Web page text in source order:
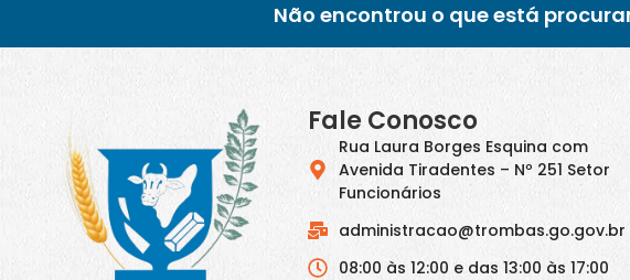
Não encontrou o que está
Fale Conosco
Rua Laura Borges Esquina com
Avenida Tiradentes – Nº 251 Setor
Funcionários
administracao@trombas.go.gov.br
08:00 às 12:00 e das 13:00 às 17:00